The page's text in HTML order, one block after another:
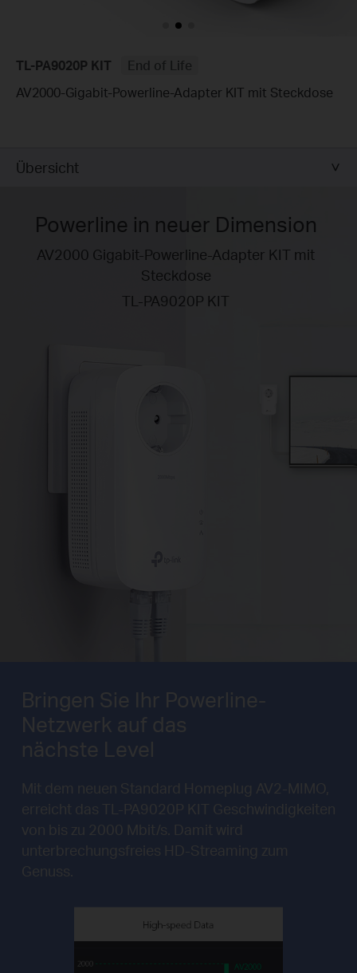
TL-PA9020P KIT
End of Life
AV2000-Gigabit-Powerline-Adapter KIT mit Steckdose
Übersicht
Powerline in neuer Dimension
AV2000 Gigabit-Powerline-Adapter KIT mit
Steckdose
TL-PA9020P KIT
Bringen Sie Ihr Powerline-
Netzwerk auf das
nächste Level
Mit dem neuen Standard Homeplug AV2-MIMO,
erreicht das TL-PA9020P KIT Geschwindigkeiten
von bis zu 2000 Mbit/s. Damit wird
unterbrechungsfreies HD-Streaming zum
Genuss.